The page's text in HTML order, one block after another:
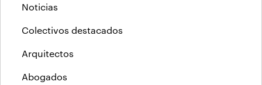
Noticias
Colectivos destacados
Arquitectos
Abogados